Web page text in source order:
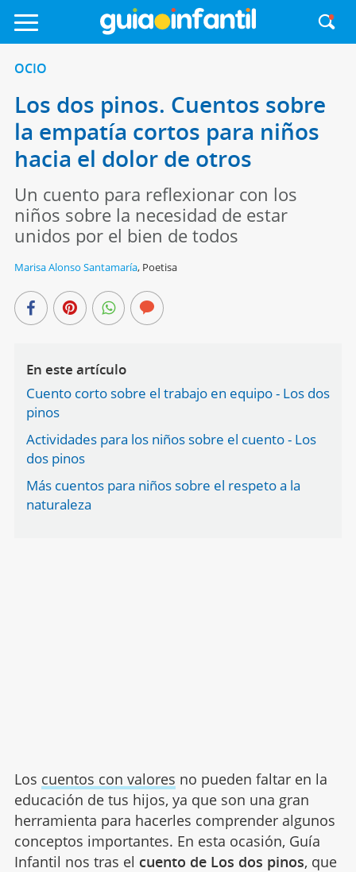
OCIO
Los dos pinos. Cuentos sobre
la empatía cortos para niños
hacia el dolor de otros
Un cuento para reflexionar con los
niños sobre la necesidad de estar
unidos por el bien de todos
Marisa Alonso Santamaría, Poetisa
En este artículo
Cuento corto sobre el trabajo en equipo - Los dos
pinos
Actividades para los niños sobre el cuento - Los
dos pinos
Más cuentos para niños sobre el respeto a la
naturaleza
Los cuentos con valores no pueden faltar en la
educación de tus hijos, ya que son una gran
herramienta para hacerles comprender algunos
conceptos importantes. En esta ocasión, Guía
Infantil nos tras el cuento de Los dos pinos, que